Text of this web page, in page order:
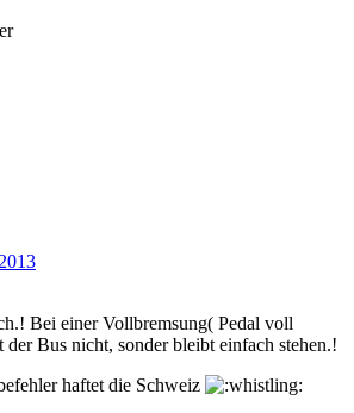
Bei einer Vollbremsung( Pedal voll
der Bus nicht, sonder bleibt einfach stehen.!
haftet die Schweiz